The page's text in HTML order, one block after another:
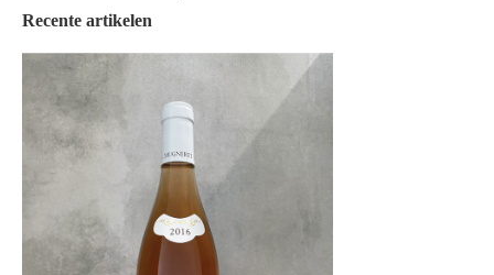
Recente artikelen